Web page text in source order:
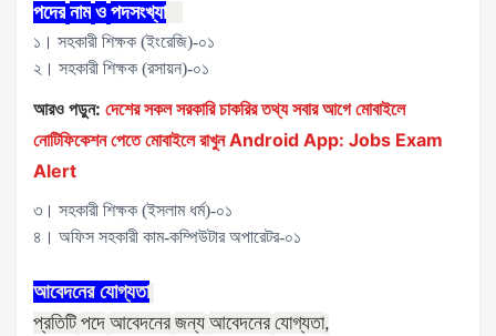
পদের নাম ও পদসংখ্যা
১। সহকারী শিক্ষক (ইংরেজি)-০১
২। সহকারী শিক্ষক (রসায়ন)-০১
আরও পড়ুন: দেশের সকল সরকারি চাকরির তথ্য সবার আগে মোবাইলে
নোটিফিকেশন পেতে মোবাইলে রাখুন Android App: Jobs Exam
Alert
৩। সহকারী শিক্ষক (ইসলাম ধর্ম)-০১
৪। অফিস সহকারী কাম-কম্পিউটার অপারেটর-০১
আবেদনের যোগ্যতা
প্রতিটি পদে আবেদনের জন্য আবেদনের যোগ্যতা,